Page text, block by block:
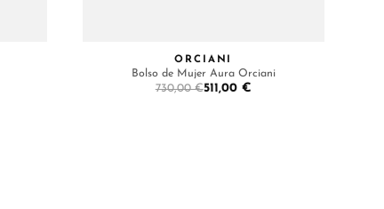
ORCIANI
Bolso de Mujer Aura Orciani
730,00 €511,00 €